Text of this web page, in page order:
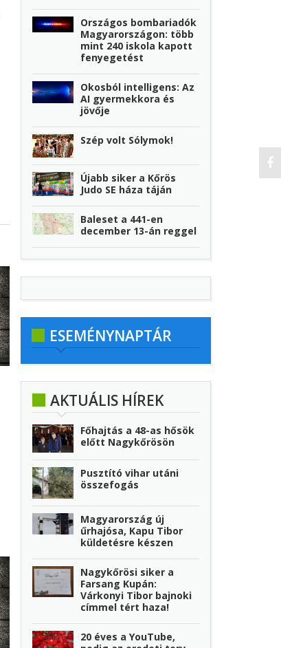
Országos bombariadók
Magyarországon: több
mint 240 iskola kapott
fenyegetést
Okosból intelligens: Az
AI gyermekkora és
jövője
Szép volt Sólymok!
Újabb siker a Kőrös
Judo SE háza táján
Baleset a 441-en
december 13-án reggel
ESEMÉNYNAPTÁR
AKTUÁLIS HÍREK
Főhajtás a 48-as hősök
előtt Nagykőrösön
Pusztító vihar utáni
összefogás
Magyarország új
űrhajósa, Kapu Tibor
küldetésre készen
Nagykőrösi siker a
Farsang Kupán:
Várkonyi Tibor bajnoki
címmel tért haza!
20 éves a YouTube,